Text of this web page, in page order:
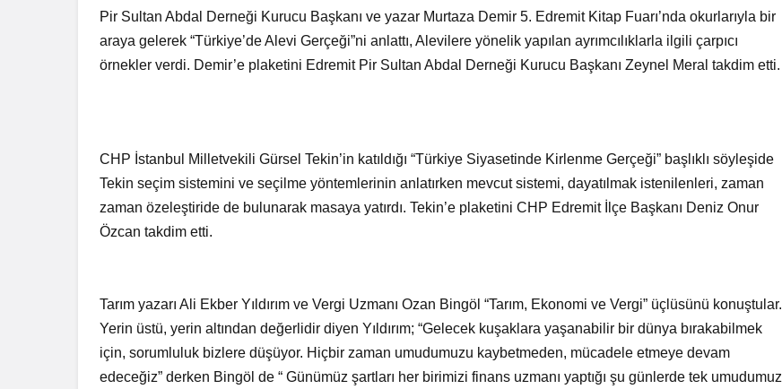
Pir Sultan Abdal Derneği Kurucu Başkanı ve yazar Murtaza Demir 5. Edremit Kitap Fuarı’nda okurlarıyla bir
araya gelerek “Türkiye’de Alevi Gerçeği”ni anlattı, Alevilere yönelik yapılan ayrımcılıklarla ilgili çarpıcı
örnekler verdi. Demir’e plaketini Edremit Pir Sultan Abdal Derneği Kurucu Başkanı Zeynel Meral takdim etti.
CHP İstanbul Milletvekili Gürsel Tekin’in katıldığı “Türkiye Siyasetinde Kirlenme Gerçeği” başlıklı söyleşide
Tekin seçim sistemini ve seçilme yöntemlerinin anlatırken mevcut sistemi, dayatılmak istenilenleri, zaman
zaman özeleştiride de bulunarak masaya yatırdı. Tekin’e plaketini CHP Edremit İlçe Başkanı Deniz Onur
Özcan takdim etti.
Tarım yazarı Ali Ekber Yıldırım ve Vergi Uzmanı Ozan Bingöl “Tarım, Ekonomi ve Vergi” üçlüsünü konuştular.
Yerin üstü, yerin altından değerlidir diyen Yıldırım; “Gelecek kuşaklara yaşanabilir bir dünya bırakabilmek
için, sorumluluk bizlere düşüyor. Hiçbir zaman umudumuzu kaybetmeden, mücadele etmeye devam
edeceğiz” derken Bingöl de “ Günümüz şartları her birimizi finans uzmanı yaptığı şu günlerde tek umudumuz